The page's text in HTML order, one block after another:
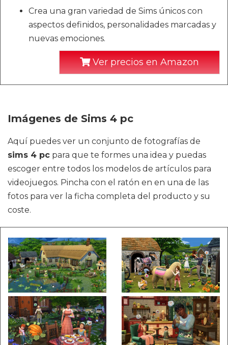
Crea una gran variedad de Sims únicos con
aspectos definidos, personalidades marcadas y
nuevas emociones.
Ver precios en Amazon
Imágenes de Sims 4 pc
Aquí puedes ver un conjunto de fotografías de
sims 4 pc para que te formes una idea y puedas
escoger entre todos los modelos de artículos para
videojuegos. Pincha con el ratón en en una de las
fotos para ver la ficha completa del producto y su
coste.